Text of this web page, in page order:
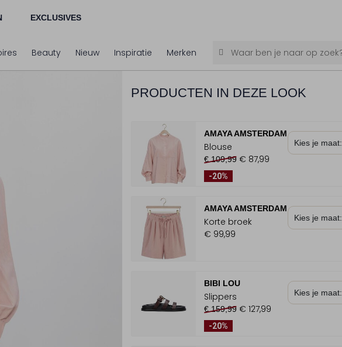
EXCLUSIVES
Beauty Nieuw Inspiratie Merken
PRODUCTEN IN DEZE LOOK
AMAYA AMSTERDAM
Blouse
€ 109,99 € 87,99
-20%
Kies je maat:
AMAYA AMSTERDAM
Korte broek
€ 99,99
Kies je maat:
BIBI LOU
Slippers
€ 159,99 € 127,99
-20%
Kies je maat: